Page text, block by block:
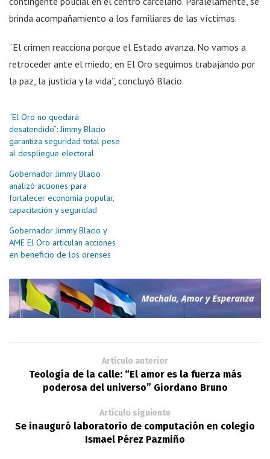
brinda acompañamiento a los familiares de las víctimas.
“El crimen reacciona porque el Estado avanza. No vamos a
retroceder ante el miedo; en El Oro seguimos trabajando por
la paz, la justicia y la vida”, concluyó Blacio.
“El Oro no quedará
desatendido”: Jimmy Blacio
garantiza seguridad total pese
al despliegue electoral
Gobernador Jimmy Blacio
analizó acciones para
fortalecer economía popular,
capacitación y seguridad
Gobernador Jimmy Blacio y
AME El Oro articulan acciones
en beneficio de los orenses
Artículo anterior
Teología de la calle: “El amor es la fuerza más
poderosa del universo” Giordano Bruno
Artículo siguiente
Se inauguró laboratorio de computación en colegio
Ismael Pérez Pazmiño